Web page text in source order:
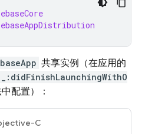
共享实例（在应用的
配置）：
C